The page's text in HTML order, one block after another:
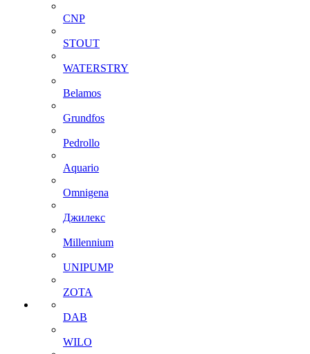
CNP
STOUT
WATERSTRY
Belamos
Grundfos
Pedrollo
Aquario
Omnigena
Джилекс
Millennium
UNIPUMP
ZOTA
DAB
WILO